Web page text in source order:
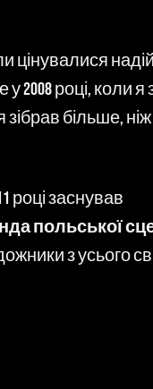
цінувалися
2008 році, коли я
зібрав більше, ніж
році заснував
польської
з усього